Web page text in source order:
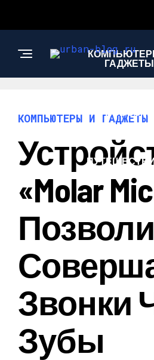
ГАДЖЕТЫ
НОВОСТИ
КОМПЬЮТЕРЫ И ГАДЖЕТЫ
«Molar
Звонки
Зубы